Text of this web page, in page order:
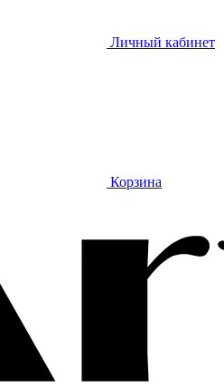
Личный кабинет
Корзина